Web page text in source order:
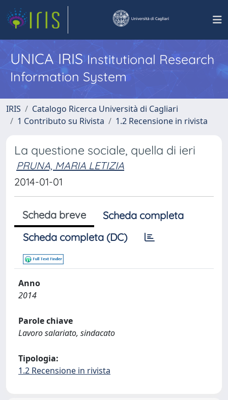
UNICA IRISInstitutional Research
Information System
IRIS
Catalogo Ricerca Università di Cagliari
1 Contributo su Rivista
1.2 Recensione in rivista
La questione sociale, quella di ieri
PRUNA, MARIA LETIZIA
2014-01-01
Scheda breve
Scheda completa
Scheda completa (DC)
Anno
2014
Parole chiave
Lavoro salariato, sindacato
Tipologia:
1.2 Recensione in rivista